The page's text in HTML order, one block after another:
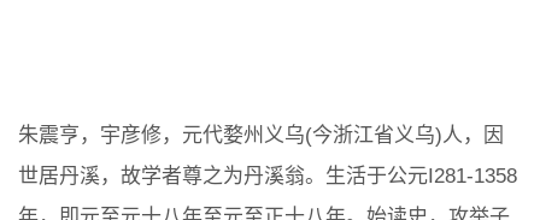
朱震亨，宇彦修，元代婺州义乌(今浙江省义乌)人，因
世居丹溪，故学者尊之为丹溪翁。生活于公元I281-1358